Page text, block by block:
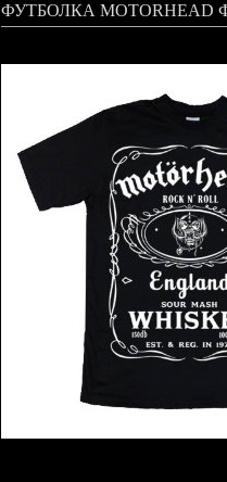
ФУТБОЛКА MOTORHEAD